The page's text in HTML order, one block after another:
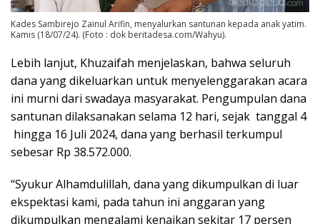
Kades Sambirejo Zainul Arifin, menyalurkan santunan kepada anak yatim.
Kamis (18/07/24). (Foto : dok beritadesa.com/Wahyu).
Lebih lanjut, Khuzaifah menjelaskan, bahwa seluruh
dana yang dikeluarkan untuk menyelenggarakan acara
ini murni dari swadaya masyarakat. Pengumpulan dana
santunan dilaksanakan selama 12 hari, sejak tanggal 4
hingga 16 Juli 2024, dana yang berhasil terkumpul
sebesar Rp 38.572.000.
“Syukur Alhamdulillah, dana yang dikumpulkan di luar
ekspektasi kami, pada tahun ini anggaran yang
dikumpulkan mengalami kenaikan sekitar 17 persen